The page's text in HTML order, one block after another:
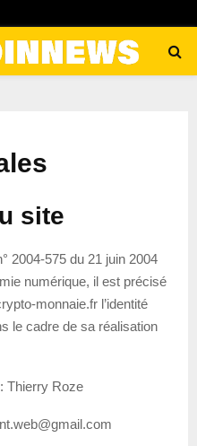
site
2004-575 du 21 juin 2004
numérique, il est précisé
monnaie.fr l’identité
le cadre de sa réalisation
Thierry Roze